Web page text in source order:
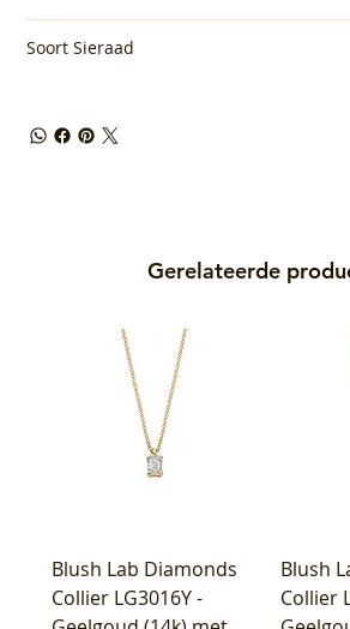
Soort Sieraad
Gerelateerde
Blush Lab Diamonds
Collier LG3016Y -
Blush
Collier